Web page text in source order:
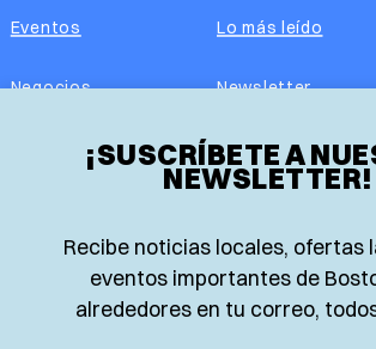
¡SUSCRÍBETE A
NEWSLETTER!
Recibe noticias locales, ofertas
eventos importantes de
alrededores en tu correo,
Eventos
Negocios
Real Estate
Guía de Recursos
Lo más leído
Newsletter
Edición impresa
Advertise with us